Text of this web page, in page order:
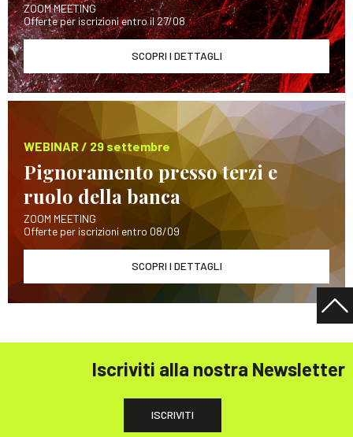
ZOOM MEETING
Offerte per iscrizioni entro il 27/08
SCOPRI I DETTAGLI
WEBINAR / 29 settembre
Pignoramento presso terzi e
ruolo della banca
ZOOM MEETING
Offerte per iscrizioni entro 08/09
SCOPRI I DETTAGLI
Iscriviti alla nostra Newsletter
ISCRIVITI